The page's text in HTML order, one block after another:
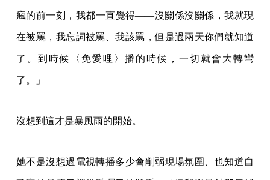
瘋的前一刻，我都一直覺得——沒關係沒關係，我就現
在被罵，我忘詞被罵、我該罵，但是過兩天你們就知道
了。到時候〈免愛哩〉播的時候，一切就會大轉彎
了。」
沒想到這才是暴風雨的開始。
她不是沒想過電視轉播多少會削弱現場氛圍、也知道自